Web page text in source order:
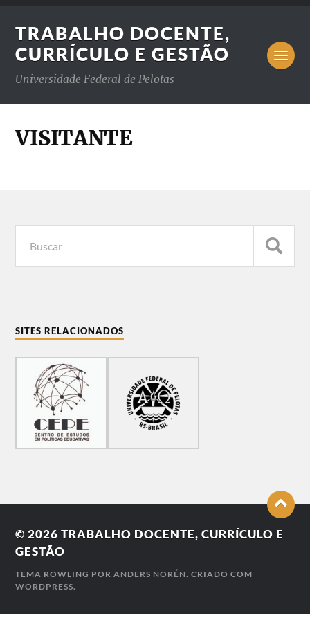
TRABALHO DOCENTE,
CURRÍCULO E GESTÃO
Universidade Federal de Pelotas
VISITANTE
SITES RELACIONADOS
© 2026TRABALHO DOCENTE, CURRÍCULO E
GESTÃO
TEMA ROWLING PORANDERS NORÉN. CRIADO COM
WORDPRESS.